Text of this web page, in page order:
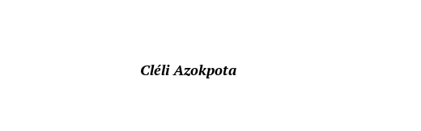
Cléli Azokpota